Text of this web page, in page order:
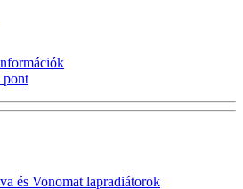
pont
és Vonomat lapradiátorok